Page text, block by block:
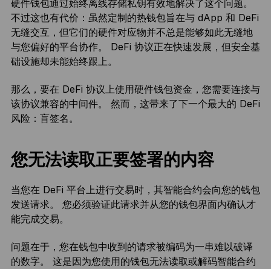
硬件钱包通过始终离线存储私钥有效地解决了这个问题。
不过这也有代价：虽然定制的热钱包旨在与 dApp 和 DeFi
无缝交互，但它们的硬件对应物并不总是能够如此无缝地
与您偏好的平台协作。 DeFi 协议正在快速发展，但安全基
础设施却未能始终跟上。
那么，要在 DeFi 协议上使用硬件钱包资金，您需要连接与
该协议兼容的中间件。 然而，这带来了下一个最大的 DeFi
风险：盲签名。
您无法读取正要签署的内容
当您在 DeFi 平台上进行交易时，其智能合约会向您的钱包
发送请求。 您必须验证此请求并从您的钱包界面内确认才
能完成交易。
问题在于，您在钱包中收到的请求被编码为一串难以破译
的数字。 这是因为您使用的钱包无法读取或解码智能合约